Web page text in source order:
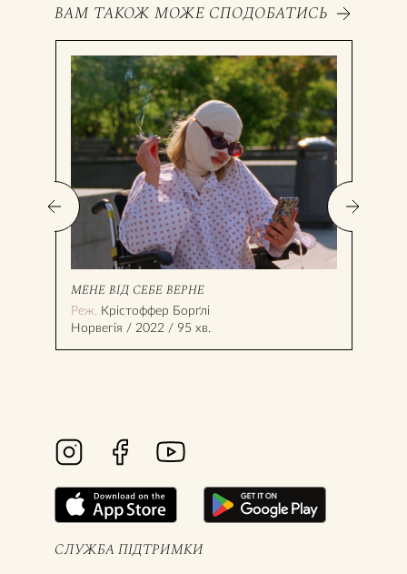
ВАМ ТАКОЖ МОЖЕ СПОДОБАТИСЬ
МЕНЕ ВІД СЕБЕ ВЕРНЕ
Реж. Крістоффер Борґлі
Норвегія / 2022 / 95 хв.
СЛУЖБА ПІДТРИМКИ